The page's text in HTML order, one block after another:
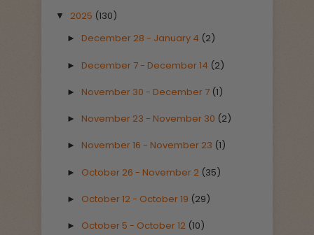
▼ 2025 (130)
► December 28 - January 4 (2)
► December 7 - December 14 (2)
► November 30 - December 7 (1)
► November 23 - November 30 (2)
► November 16 - November 23 (1)
► October 26 - November 2 (35)
► October 12 - October 19 (29)
► October 5 - October 12 (10)